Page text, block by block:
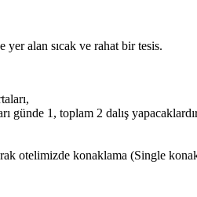
yer alan sıcak ve rahat bir tesis.
günde 1, toplam 2 dalış
otelimizde konaklama (Single